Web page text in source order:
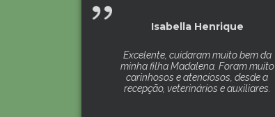
Isabella Henrique
Excelente, cuidaram muito bem da
minha filha Madalena. Foram muito
carinhosos e atenciosos, desde a
recepção, veterinários e auxiliares.